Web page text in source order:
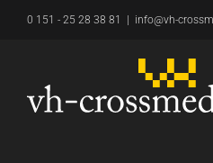
0 151 - 25 28 38 81 info@vh-